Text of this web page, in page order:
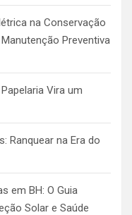
na Conservação
Preventiva
Vira um
Ranquear na Era do
em BH: O Guia
Solar e Saúde